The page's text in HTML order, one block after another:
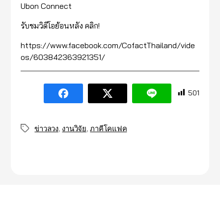
Ubon Connect
รับชมวิดีโอย้อนหลัง คลิก!
https://www.facebook.com/CofactThailand/vide
os/603842363921351/
501
Tagsข่าวลวง, งานวิจัย,ภาคีโคแฟค